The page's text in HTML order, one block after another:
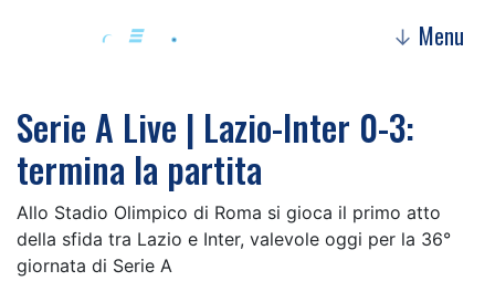
↓ Menu
Serie A Live | Lazio-Inter 0-3:
termina la partita
Allo Stadio Olimpico di Roma si gioca il primo atto
della sfida tra Lazio e Inter, valevole oggi per la 36°
giornata di Serie A